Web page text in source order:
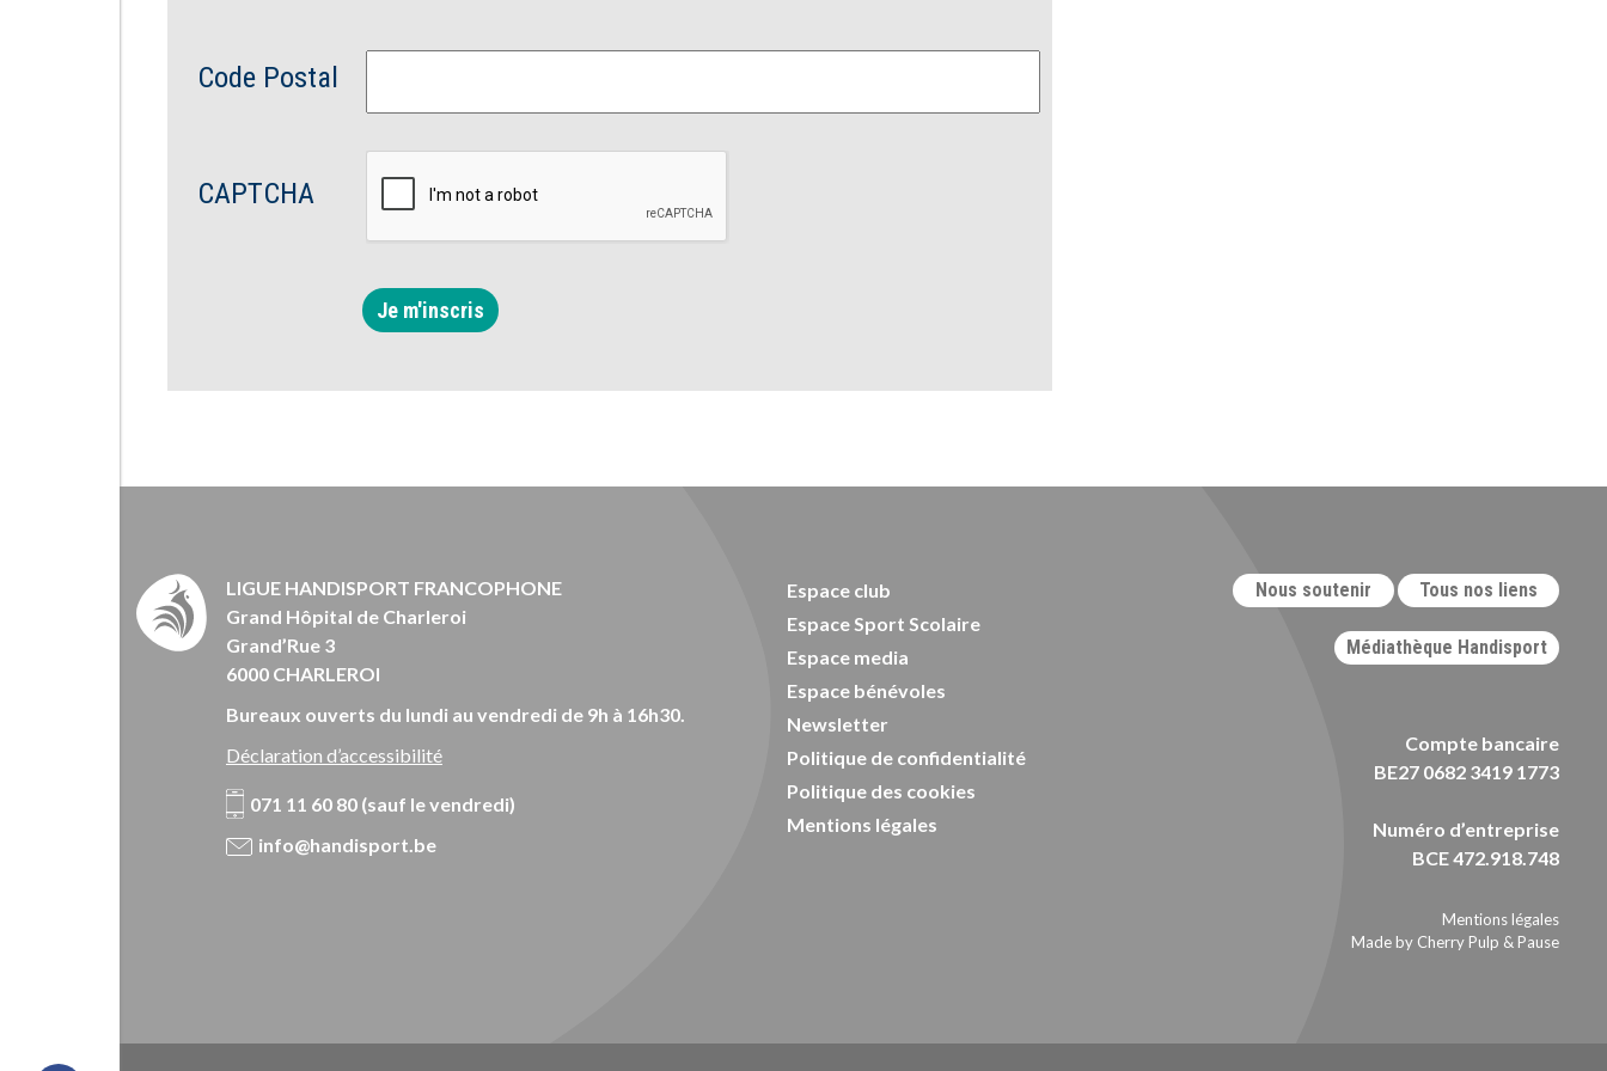
Code Postal
CAPTCHA
Je m'inscris
LIGUE HANDISPORT FRANCOPHONE
Grand Hôpital de Charleroi
Grand’Rue 3
6000 CHARLEROI
Bureaux ouverts du lundi au vendredi de 9h à 16h30.
Déclaration d’accessibilité
071 11 60 80 (sauf le vendredi)
info@handisport.be
Espace club
Espace Sport Scolaire
Espace media
Espace bénévoles
Newsletter
Politique de confidentialité
Politique des cookies
Mentions légales
Nous soutenir Tous nos liens
Médiathèque Handisport
Compte bancaire
BE27 0682 3419 1773
Numéro d’entreprise
BCE 472.918.748
Mentions légales
Made by Cherry Pulp & Pause